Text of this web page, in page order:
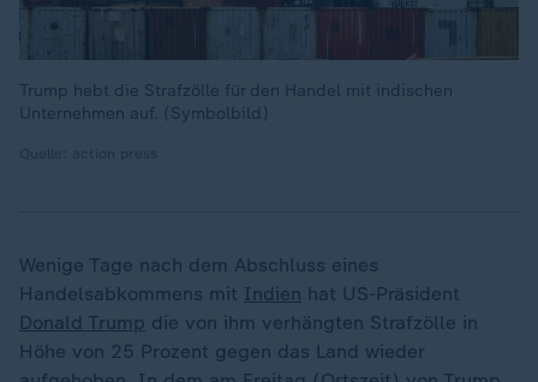
Trump hebt die Strafzölle für den Handel mit indischen
Unternehmen auf. (Symbolbild)
Wenige Tage nach dem Abschluss eines
Handelsabkommens mit Indien hat US-Präsident
Donald Trump die von ihm verhängten Strafzölle in
Höhe von 25 Prozent gegen das Land wieder